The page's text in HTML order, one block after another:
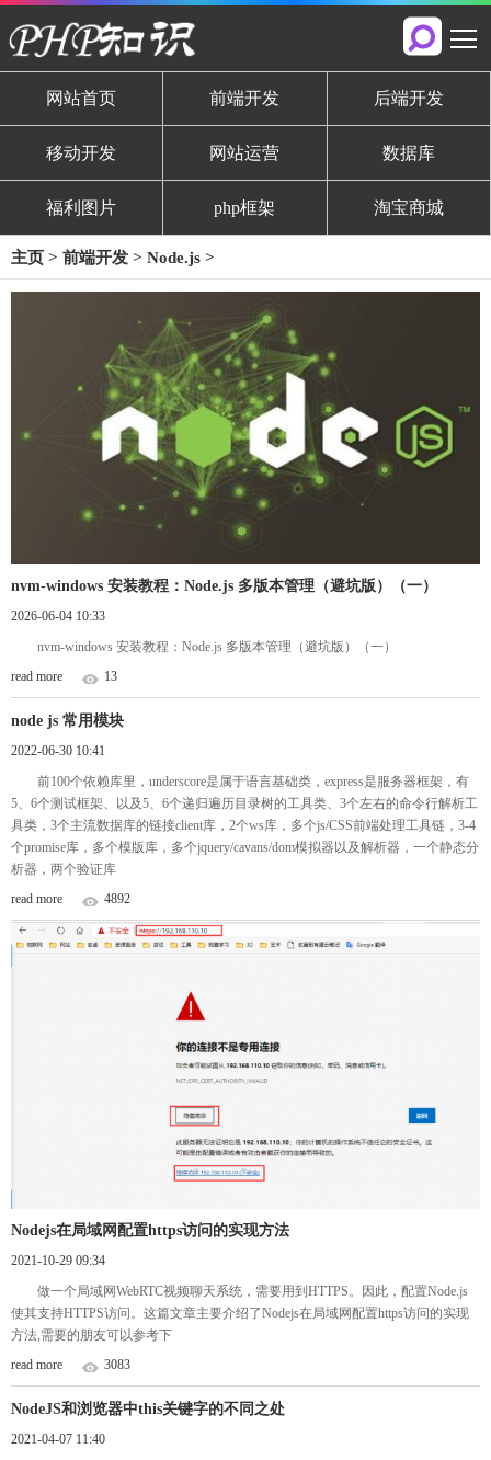
网站首页 前端开发 后端开发
移动开发 网站运营 数据库
福利图片 php框架 淘宝商城
主页 > 前端开发 > Node.js >
nvm-windows 安装教程：Node.js 多版本管理（避坑版）（一）
2026-06-04 10:33
nvm-windows 安装教程：Node.js 多版本管理（避坑版）（一）
read more
13
node js 常用模块
2022-06-30 10:41
前100个依赖库里，underscore是属于语言基础类，express是服务器框架，有
5、6个测试框架、以及5、6个递归遍历目录树的工具类、3个左右的命令行解析工
具类，3个主流数据库的链接client库，2个ws库，多个js/CSS前端处理工具链，3-4
个promise库，多个模版库，多个jquery/cavans/dom模拟器以及解析器，一个静态分
析器，两个验证库
read more
4892
Nodejs在局域网配置https访问的实现方法
2021-10-29 09:34
做一个局域网WebRTC视频聊天系统，需要用到HTTPS。因此，配置Node.js
使其支持HTTPS访问。这篇文章主要介绍了Nodejs在局域网配置https访问的实现
方法,需要的朋友可以参考下
read more
3083
NodeJS和浏览器中this关键字的不同之处
2021-04-07 11:40